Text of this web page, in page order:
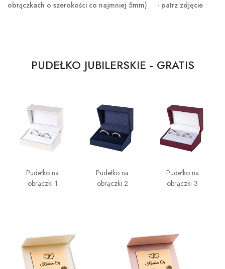
obrączkach o szerokości co najmniej 5mm) - patrz zdjęcie
PUDEŁKO JUBILERSKIE - GRATIS
Pudełko na
obrączki 1
Pudełko na
obrączki 2
Pudełko na
obrączki 3